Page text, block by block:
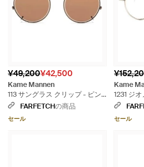
¥49,200¥42,500
Kame Mannen
113 サングラス クリップ - ピン
ク
FARFETCHの商品
セール
Kame
1231 ジ
ム - ナチ
セール